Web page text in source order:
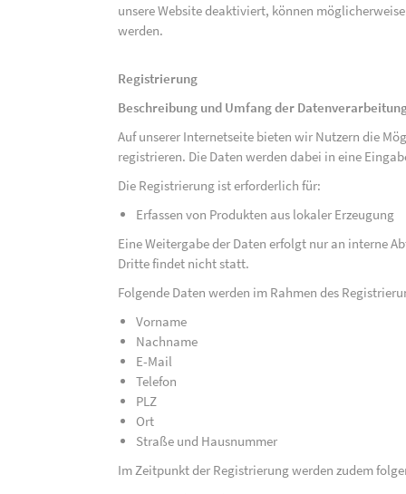
unsere Website deaktiviert, können
werden.
Registrierung
Beschreibung und Umfang der
Auf unserer Internetseite bieten wir Nutzern die
registrieren. Die Daten werden dabei in eine
Die Registrierung ist erforderlich für:
Erfassen von Produkten aus lokaler Erzeugung
Eine Weitergabe der Daten erfolgt nur an interne
Dritte findet nicht statt.
Folgende Daten werden im Rahmen des
Vorname
Nachname
E-Mail
Telefon
PLZ
Ort
Straße und Hausnummer
Im Zeitpunkt der Registrierung werden zudem